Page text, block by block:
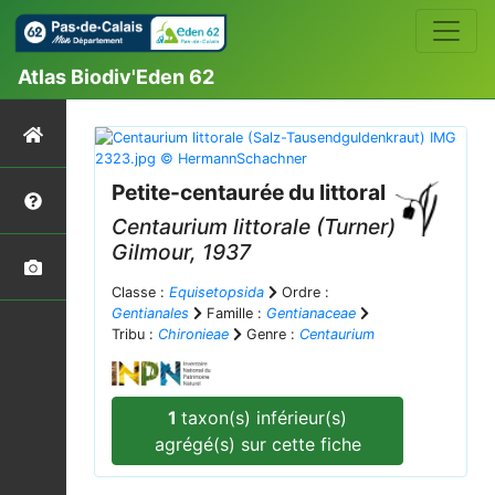
Atlas Biodiv'Eden 62
Petite-centaurée du littoral
Centaurium littorale (Turner)
Gilmour, 1937
Classe : Equisetopsida
Ordre :
Gentianales
Famille : Gentianaceae
Tribu : Chironieae Genre : Centaurium
1taxon(s) inférieur(s)
agrégé(s) sur cette fiche